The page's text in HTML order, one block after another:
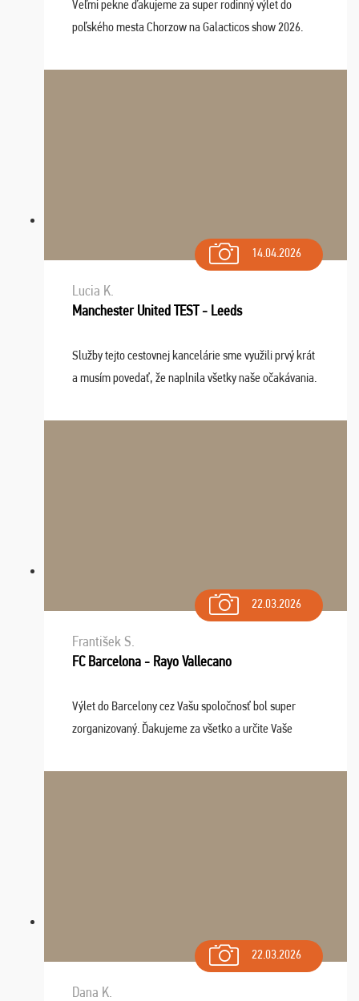
Veľmi pekne ďakujeme za super rodinný výlet do
poľského mesta Chorzow na Galacticos show 2026.
Navštívili sme aj zábavný park Legendia, previe ...
14.04.2026
Lucia K.
Manchester United TEST - Leeds
Služby tejto cestovnej kancelárie sme využili prvý krát
a musím povedať, že naplnila všetky naše očakávania.
dispozícii nonstop (milí, profesionálni ...
22.03.2026
František S.
FC Barcelona - Rayo Vallecano
Výlet do Barcelony cez Vašu spoločnosť bol super
zorganizovaný. Ďakujeme za všetko a určite Vaše
22.03.2026
Dana K.